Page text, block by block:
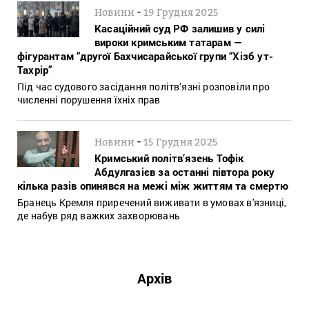
Новини -19 Грудня 2025
Касаційний суд РФ залишив у силі
вироки кримським татарам —
фігурантам “другої Бахчисарайської групи “Хізб ут-
Тахрір”
Під час судового засідання політв’язні розповіли про
численні порушення їхніх прав
Новини -15 Грудня 2025
Кримський політв’язень Тофік
Абдулгазієв за останні півтора року
кілька разів опинявся на межі між життям та смертю
Бранець Кремля приречений виживати в умовах в'язниці,
де набув ряд важких захворювань
Архів